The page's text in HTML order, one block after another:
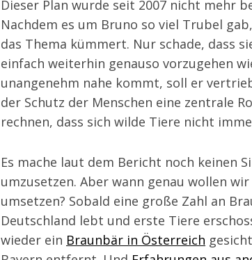
Dieser Plan wurde seit 2007 nicht mehr
Nachdem es um Bruno so viel Trubel
das Thema kümmert. Nur schade, dass
einfach weiterhin genauso vorzugehen
unangenehm nahe kommt, soll er
der Schutz der Menschen eine zentrale
rechnen, dass sich wilde Tiere nicht
Es mache laut dem Bericht noch keinen
umzusetzen. Aber wann genau wollen
umsetzen? Sobald eine große Zahl an
Deutschland lebt und erste Tiere
wieder ein Braunbär in Österreich